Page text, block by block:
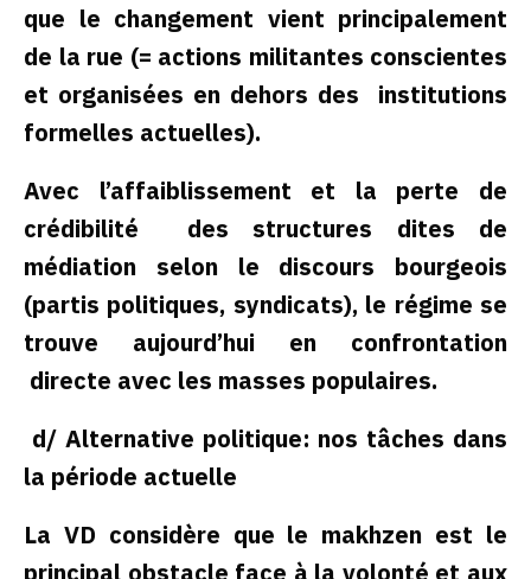
que le changement vient principalement
de la rue (= actions militantes conscientes
et organisées en dehors des institutions
formelles actuelles).
Avec l’affaiblissement et la perte de
crédibilité des structures dites de
médiation selon le discours bourgeois
(partis politiques, syndicats), le régime se
trouve aujourd’hui en confrontation
directe avec les masses populaires.
d/ Alternative politique: nos tâches dans
la période actuelle
La VD considère que le makhzen est le